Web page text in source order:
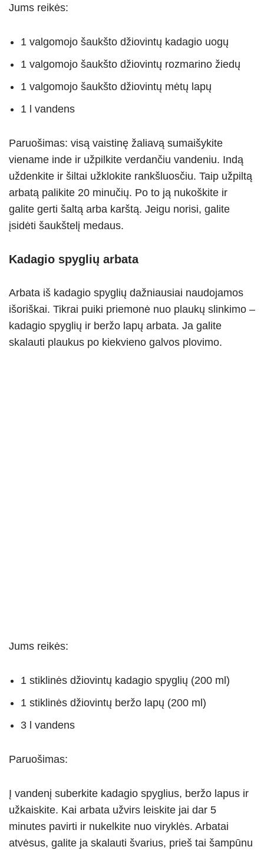
Jums reikės:
1 valgomojo šaukšto džiovintų kadagio uogų
1 valgomojo šaukšto džiovintų rozmarino žiedų
1 valgomojo šaukšto džiovintų mėtų lapų
1 l vandens
Paruošimas: visą vaistinę žaliavą sumaišykite
viename inde ir užpilkite verdančiu vandeniu. Indą
uždenkite ir šiltai užklokite rankšluosčiu. Taip užpiltą
arbatą palikite 20 minučių. Po to ją nukoškite ir
galite gerti šaltą arba karštą. Jeigu norisi, galite
įsidėti šaukštelį medaus.
Kadagio spyglių arbata
Arbata iš kadagio spyglių dažniausiai naudojamos
išoriškai. Tikrai puiki priemonė nuo plaukų slinkimo –
kadagio spyglių ir beržo lapų arbata. Ja galite
skalauti plaukus po kiekvieno galvos plovimo.
Jums reikės:
1 stiklinės džiovintų kadagio spyglių (200 ml)
1 stiklinės džiovintų beržo lapų (200 ml)
3 l vandens
Paruošimas:
Į vandenį suberkite kadagio spyglius, beržo lapus ir
užkaiskite. Kai arbata užvirs leiskite jai dar 5
minutes pavirti ir nukelkite nuo viryklės. Arbatai
atvėsus, galite ja skalauti švarius, prieš tai šampūnu